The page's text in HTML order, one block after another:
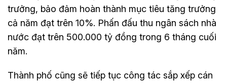
trưởng, bảo đảm hoàn thành mục tiêu tăng trưởng
cả năm đạt trên 10%. Phấn đấu thu ngân sách nhà
nước đạt trên 500.000 tỷ đồng trong 6 tháng cuối
năm.
Thành phố cũng sẽ tiếp tục công tác sắp xếp cán